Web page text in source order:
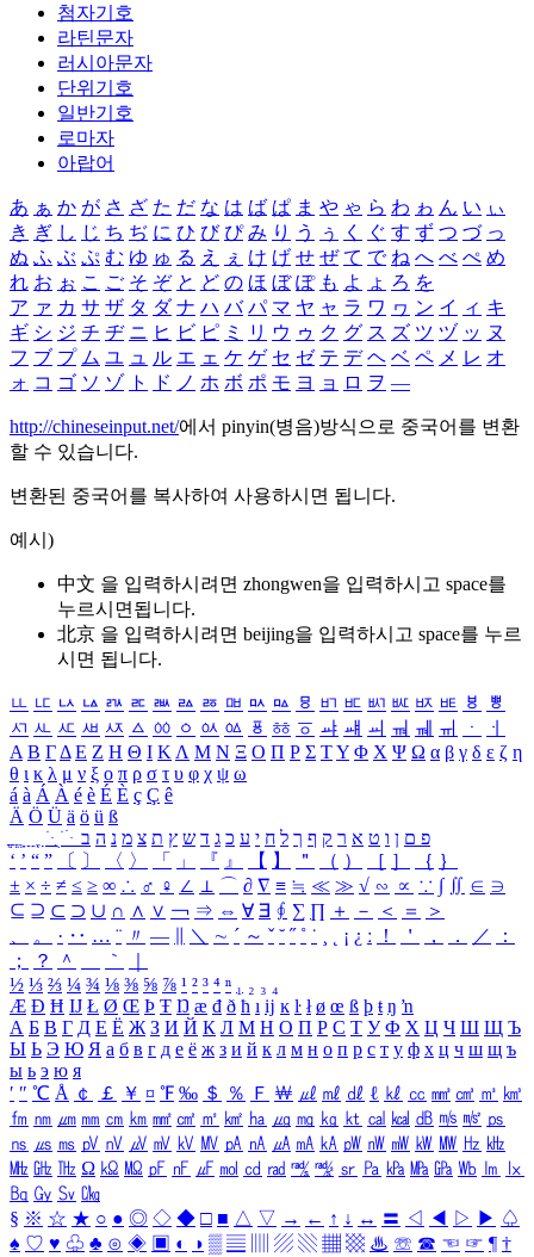
첨자기호
라틴문자
러시아문자
단위기호
일반기호
로마자
아랍어
あ ぁ か が さ ざ た だ な は ば ぱ ま や ゃ ら わ ゎ ん い ぃ
き ぎ し じ ち ぢ に ひ び ぴ み り う ぅ く ぐ す ず つ づ っ
ぬ ふ ぶ ぷ む ゆ ゅ る え ぇ け げ せ ぜ て で ね へ べ ぺ め
れ お ぉ こ ご そ ぞ と ど の ほ ぼ ぽ も よ ょ ろ を
ア ァ カ サ ザ タ ダ ナ ハ バ パ マ ヤ ャ ラ ワ ヮ ン イ ィ キ
ギ シ ジ チ ヂ ニ ヒ ビ ピ ミ リ ウ ゥ ク グ ス ズ ツ ヅ ッ ヌ
フ ブ プ ム ユ ュ ル エ ェ ケ ゲ セ ゼ テ デ ヘ ベ ペ メ レ オ
ォ コ ゴ ソ ゾ ト ド ノ ホ ボ ポ モ ヨ ョ ロ ヲ ―
http://chineseinput.net/에서 pinyin(병음)방식으로 중국어를 변환
할 수 있습니다.
변환된 중국어를 복사하여 사용하시면 됩니다.
예시)
中文 을 입력하시려면 zhongwen을 입력하시고 space를
누르시면됩니다.
北京 을 입력하시려면 beijing을 입력하시고 space를 누르
시면 됩니다.
ㅥ ㅦ ㅧ ㅨ ㅩ ㅪ ㅫ ㅬ ㅭ ㅮ ㅯ ㅰ ㅱ ㅲ ㅳ ㅴ ㅵ ㅶ ㅷ ㅸ
ㅹ
ㅺ ㅻ ㅼ ㅽ ㅾ ㅿ ㆀ ㆁ ㆂ ㆃ ㆄ ㆅ ㆆ ㆇ ㆈ ㆉ ㆊ ㆋ ㆌ ㆍ
ㆎ
Α Β ΓΔ Ε Ζ Η Θ Ι ΚΛ Μ Ν Ξ Ο Π Ρ Σ ΤΥ Φ Χ Ψ Ω α β γ δ ε ζ η
θ ι κ λ μ ν ξ ο π ρ σ τ υ φ χ ψ ω
á à Á À é è É È ç Ç ê
Ä Ö Ü ä ö ü ß
ִֶֹ ֻּ ׁׂ פ ם ן ו ט א ר ק ף ך ל ח י ע כ ג ד ש ץ ת צ מ נ ה ב
‘ ’ “ ” 〔 〕 〈 〉 「 」 『 』 【 】 ＂ （ ） ［ ］ ｛ ｝
± × ÷ ≠ ≤ ≥ ∞ ∴ ♂ ♀ ∠ ⊥ ⌒ ∂ ∇ ≡ ≒ ≪ ≫ √ ∽ ∝ ∵ ∫ ∬ ∈ ∋
⊆ ⊇ ⊂ ⊃ ∪ ∩ ∧ ∨ ￢ ⇒ ⇔ ∀ ∃ ∮ ∑ ∏ ＋ － ＜ ＝
＞
、
。 · ‥ … ¨ 〃 ― ＼ ∼ ´ ～ ˇ ˘ ˝ ˚ ˙ ¸ ¡ ¿ ː ！ ＇ ， ． ／
：
；
？ ＾ ｀
½ ⅓ ⅔ ¼ ¾ ⅛ ⅜ ⅝ ⅞ ¹ ² ³ ⁴ ⁿ ₁ ₂ ₃ ₄
Æ Ð Ħ Ĳ Ł Ø Œ Þ Ŧ Ŋ æ đ ð ħ ı ĳ ĸ ŀ ł ø œ ß þ ŧ ŋ ŉ
А Б В Г Д Е Ё Ж З И Й К Л М Н О П Р С Т У Ф Х Ц Ч Ш Щ Ъ
Ы Ь Э Ю Я а б в г д е ё ж з и й к л м н о п р с т у ф х ц ч ш щ ъ
ы ь э ю я
′ ″ ℃ Å ￠ ￡ ￥ ¤ ℉ ‰ ＄ ％ Ｆ ￦ ㎕ ㎖ ㎗ ℓ ㎘ ㏄ ㎣ ㎤ ㎥ ㎦
㎙ ㎚ ㎛ ㎜ ㎝ ㎞ ㎟ ㎠ ㎡ ㎢ ㏊ ㎍ ㎎ ㎏ ㏏ ㎈ ㎉ ㏈ ㎧ ㎨ ㎰
㎱ ㎲ ㎳ ㎴ ㎵ ㎶ ㎷ ㎸ ㎹ ㎀ ㎁ ㎂ ㎃ ㎄ ㎺ ㎻ ㎽ ㎾ ㎿ ㎐ ㎑
㎒ ㎓ ㎔ Ω ㏀ ㏁ ㎊ ㎋ ㎌ ㏖ ㏅ ㎭ ㎮ ㎯ ㏛ ㎩ ㎪ ㎫ ㎬ ㏝ ㏐
㏓
㏃ ㏉ ㏜ ㏆
§ ※ ☆ ★ ○ ● ◎ ◇ ◆ □ ■ △ ▽ → ← ↑ ↓ ↔ 〓 ◁ ◀ ▷ ▶ ♤
♠ ♡ ♥ ♧ ♣ ⊙ ◈ ▣ ◐ ◑ ▒ ▤ ▨ ▧ ▦ ▩ ♨ ☏ ☎ ☜ ☞ ¶ †